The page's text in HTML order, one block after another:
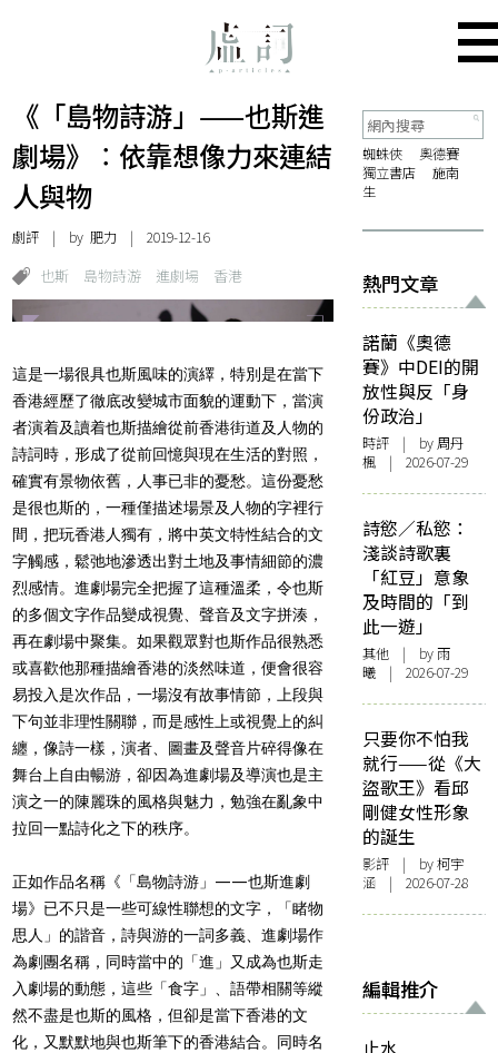
《「島物詩游」——也斯進
劇場》︰依靠想像力來連結
人與物
劇評 | by 肥力 | 2019-12-16
也斯 島物詩游 進劇場 香港
這是一場很具也斯風味的演繹，特別是在當下
香港經歷了徹底改變城市面貌的運動下，當演
者演着及讀着也斯描繪從前香港街道及人物的
詩詞時，形成了從前回憶與現在生活的對照，
確實有景物依舊，人事已非的憂愁。這份憂愁
是很也斯的，一種僅描述場景及人物的字裡行
間，把玩香港人獨有，將中英文特性結合的文
字觸感，鬆弛地滲透出對土地及事情細節的濃
烈感情。進劇場完全把握了這種溫柔，令也斯
的多個文字作品變成視覺、聲音及文字拼湊，
再在劇場中聚集。如果觀眾對也斯作品很熟悉
或喜歡他那種描繪香港的淡然味道，便會很容
易投入是次作品，一場沒有故事情節，上段與
下句並非理性關聯，而是感性上或視覺上的糾
纏，像詩一樣，演者、圖畫及聲音片碎得像在
舞台上自由暢游，卻因為進劇場及導演也是主
演之一的陳麗珠的風格與魅力，勉強在亂象中
拉回一點詩化之下的秩序。
正如作品名稱《「島物詩游」——也斯進劇
場》已不只是一些可線性聯想的文字，「睹物
思人」的諧音，詩與游的一詞多義、進劇場作
為劇團名稱，同時當中的「進」又成為也斯走
入劇場的動態，這些「食字」、語帶相關等縱
然不盡是也斯的風格，但卻是當下香港的文
化，又默默地與也斯筆下的香港結合。同時名
蜘蛛俠
奧德賽
獨立書店
施南
生
熱門文章
諾蘭《奧德
賽》中DEI的開
放性與反「身
份政治」
時評 | by周丹
楓 | 2026-07-29
詩慾／私慾：
淺談詩歌裏
「紅豆」意象
及時間的「到
此一遊」
其他 | by 雨
曦 | 2026-07-29
只要你不怕我
就行——從《大
盜歌王》看邱
剛健女性形象
的誕生
影評 | by 柯宇
涵 | 2026-07-28
編輯推介